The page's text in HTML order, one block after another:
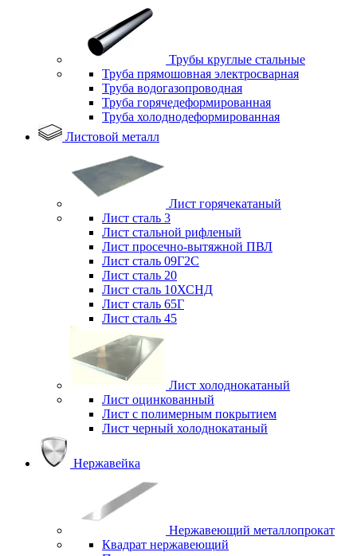
Трубы круглые стальные
Труба прямошовная электросварная
Труба водогазопроводная
Труба горячедеформированная
Труба холоднодеформированная
Листовой металл
Лист горячекатаный
Лист сталь 3
Лист стальной рифленый
Лист просечно-вытяжной ПВЛ
Лист сталь 09Г2С
Лист сталь 20
Лист сталь 10ХСНД
Лист сталь 65Г
Лист сталь 45
Лист холоднокатаный
Лист оцинкованный
Лист с полимерным покрытием
Лист черный холоднокатаный
Нержавейка
Нержавеющий металлопрокат
Квадрат нержавеющий